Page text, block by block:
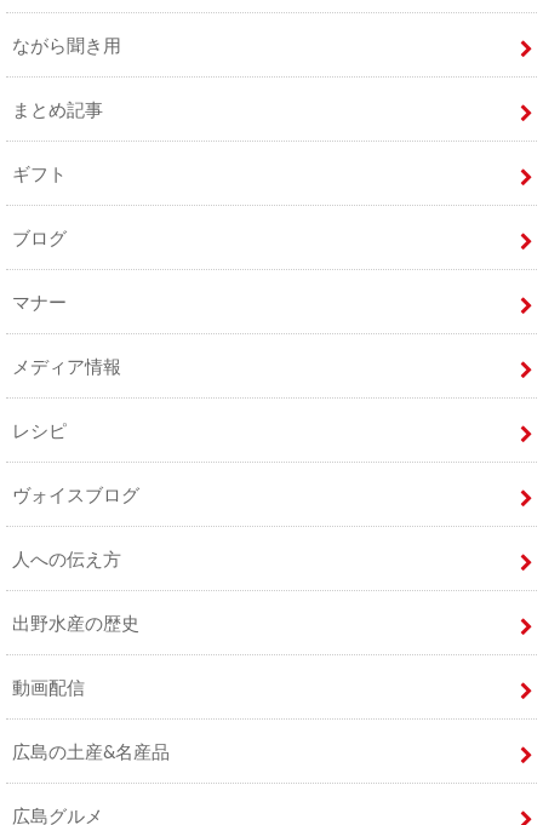
ながら聞き用
まとめ記事
ギフト
ブログ
マナー
メディア情報
レシピ
ヴォイスブログ
人への伝え方
出野水産の歴史
動画配信
広島の土産&名産品
広島グルメ